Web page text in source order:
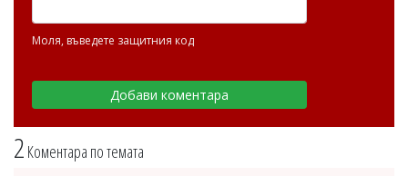
2 Коментара по темата
Моля, въведете защитния код